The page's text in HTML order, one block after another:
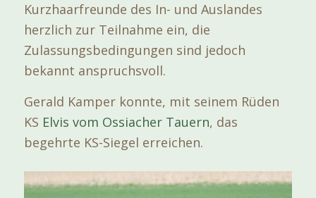
Kurzhaarfreunde des In- und Auslandes
herzlich zur Teilnahme ein, die
Zulassungsbedingungen sind jedoch
bekannt anspruchsvoll.
Gerald Kamper konnte, mit seinem Rüden
KS Elvis vom Ossiacher Tauern, das
begehrte KS-Siegel erreichen.